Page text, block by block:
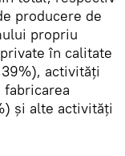
producere de
propriu
în calitate
activități
și alte activități